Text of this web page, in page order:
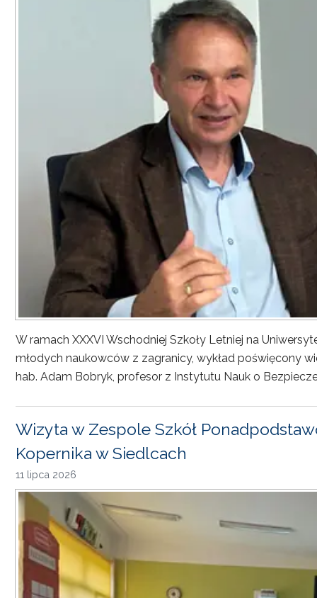
W ramach XXXVI Wschodniej Szkoły Letniej na
młodych naukowców z zagranicy, wykład poświęcony
hab. Adam Bobryk, profesor z Instytutu Nauk o
Wizyta w Zespole Szkół
Kopernika w Siedlcach
11 lipca 2026